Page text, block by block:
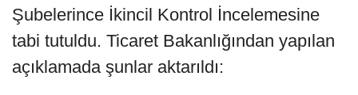
Şubelerince İkincil Kontrol İncelemesine
tabi tutuldu. Ticaret Bakanlığından yapılan
açıklamada şunlar aktarıldı: